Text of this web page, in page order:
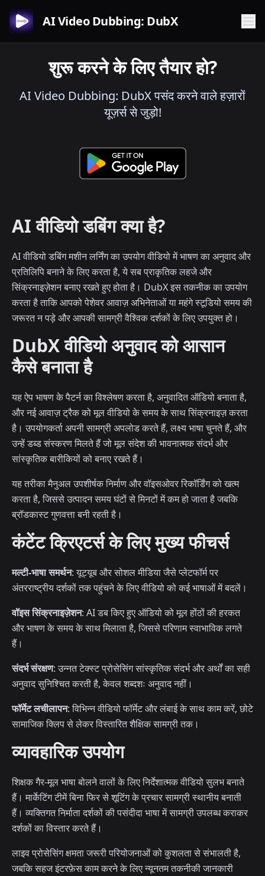
AI Video Dubbing: DubX
शुरू करने के लिए तैयार हो?
AI Video Dubbing: DubX पसंद करने वाले हज़ारों
यूज़र्स से जुड़ो!
AI वीडियो डबिंग क्या है?
AI वीडियो डबिंग मशीन लर्निंग का उपयोग वीडियो में भाषण का अनुवाद और
प्रतिलिपि बनाने के लिए करता है, ये सब प्राकृतिक लहजे और
सिंक्रनाइज़ेशन बनाए रखते हुए होता है। DubX इस तकनीक का उपयोग
करता है ताकि आपको पेशेवर आवाज़ अभिनेताओं या महंगे स्टूडियो समय की
जरूरत न पड़े और आपकी सामग्री वैश्विक दर्शकों के लिए उपयुक्त हो।
DubX वीडियो अनुवाद को आसान
कैसे बनाता है
यह ऐप भाषण के पैटर्न का विश्लेषण करता है, अनुवादित ऑडियो बनाता है,
और नई आवाज़ ट्रैक को मूल वीडियो के समय के साथ सिंक्रनाइज़ करता
है। उपयोगकर्ता अपनी सामग्री अपलोड करते हैं, लक्ष्य भाषा चुनते हैं, और
उन्हें डब्ड संस्करण मिलते हैं जो मूल संदेश की भावनात्मक संदर्भ और
सांस्कृतिक बारीकियों को बनाए रखते हैं।
यह तरीका मैनुअल उपशीर्षक निर्माण और वॉइसओवर रिकॉर्डिंग को खत्म
करता है, जिससे उत्पादन समय घंटों से मिनटों में कम हो जाता है जबकि
ब्रॉडकास्ट गुणवत्ता बनी रहती है।
कंटेंट क्रिएटर्स के लिए मुख्य फीचर्स
मल्टी-भाषा समर्थन: यूट्यूब और सोशल मीडिया जैसे प्लेटफॉर्म पर
अंतरराष्ट्रीय दर्शकों तक पहुंचने के लिए वीडियो को कई भाषाओं में बदलें।
वॉइस सिंक्रनाइज़ेशन: AI डब किए हुए ऑडियो को मूल होंठों की हरकत
और भाषण के समय के साथ मिलाता है, जिससे परिणाम स्वाभाविक लगते
हैं।
संदर्भ संरक्षण: उन्नत टेक्स्ट प्रोसेसिंग सांस्कृतिक संदर्भ और अर्थों का सही
अनुवाद सुनिश्चित करती है, केवल शब्दशः अनुवाद नहीं।
फॉर्मेट लचीलापन: विभिन्न वीडियो फॉर्मेट और लंबाई के साथ काम करें, छोटे
सामाजिक क्लिप से लेकर विस्तारित शैक्षिक सामग्री तक।
व्यावहारिक उपयोग
शिक्षक गैर-मूल भाषा बोलने वालों के लिए निर्देशात्मक वीडियो सुलभ बनाते
हैं। मार्केटिंग टीमें बिना फिर से शूटिंग के प्रचार सामग्री स्थानीय बनाती
हैं। व्यक्तिगत निर्माता दर्शकों की पसंदीदा भाषा में सामग्री उपलब्ध कराकर
दर्शकों का विस्तार करते हैं।
लाइव प्रोसेसिंग क्षमता जरूरी परियोजनाओं को कुशलता से संभालती है,
जबकि सहज इंटरफ़ेस काम करने के लिए न्यूनतम तकनीकी जानकारी